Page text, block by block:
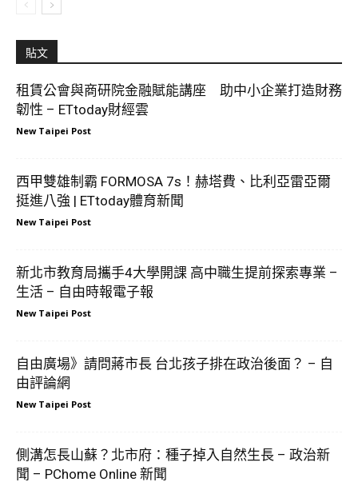
貼文
租賃公會與商研院金融賦能講座 助中小企業打造財務
韌性 – ETtoday財經雲
New Taipei Post
西甲雙雄制霸 FORMOSA 7s！赫塔費、比利亞雷亞爾
挺進八強 | ETtoday體育新聞
New Taipei Post
新北市教育局攜手4大學開課 高中職生提前探索專業 –
生活 – 自由時報電子報
New Taipei Post
自由廣場》請問蔣市長 台北孩子排在政治後面？ – 自
由評論網
New Taipei Post
側溝怎長山蘇？北市府：種子掉入自然生長 – 政治新
聞 – PChome Online 新聞